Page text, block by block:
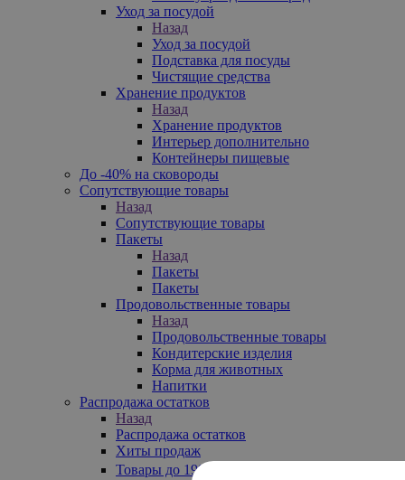
Уход за посудой
Назад
Уход за посудой
Подставка для посуды
Чистящие средства
Хранение продуктов
Назад
Хранение продуктов
Интерьер дополнительно
Контейнеры пищевые
До -40% на сковороды
Сопутствующие товары
Назад
Сопутствующие товары
Пакеты
Назад
Пакеты
Пакеты
Продовольственные товары
Назад
Продовольственные товары
Кондитерские изделия
Корма для животных
Напитки
Распродажа остатков
Назад
Распродажа остатков
Хиты продаж
Товары до 199₽